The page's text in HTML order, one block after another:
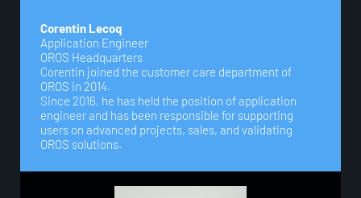
Corentin Lecoq
Application Engineer
OROS Headquarters
Corentin joined the customer care department of
OROS in 2014.
Since 2016, he has held the position of application
engineer and has been responsible for supporting
users on advanced projects, sales, and validating
OROS solutions.